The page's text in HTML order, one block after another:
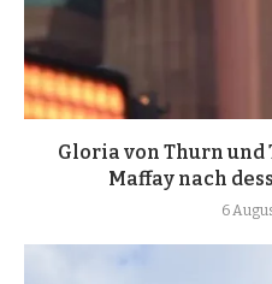
Gloria von Thurn
Maffay nach
6